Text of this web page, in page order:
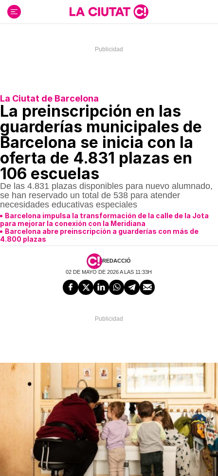
contenido
La Ciutat de Barcelona
La preinscripción en las
guarderías municipales de
Barcelona se inicia con la
oferta de 4.831 plazas en
106 escuelas
De las 4.831 plazas disponibles para nuevo alumnado,
se han reservado un total de 538 para atender
necesidades educativas especiales
Barcelona impulsa la transformación de la calle de la Jota
para mejorar la conexión con la Meridiana
Barcelona abre preinscripción a guarderías con más de
4.800 plazas
REDACCIÓ
02 DE MAYO DE 2026 A LAS 11:33H